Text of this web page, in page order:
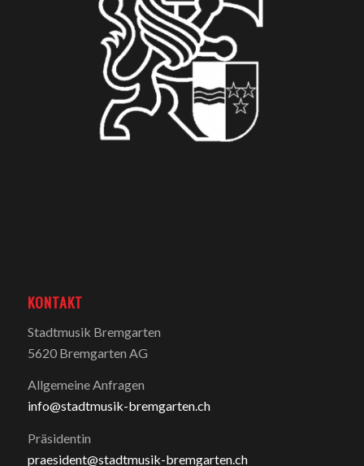
KONTAKT
Stadtmusik Bremgarten
5620 Bremgarten AG
Allgemeine Anfragen
info@stadtmusik-bremgarten.ch
Präsidentin
praesident@stadtmusik-bremgarten.ch